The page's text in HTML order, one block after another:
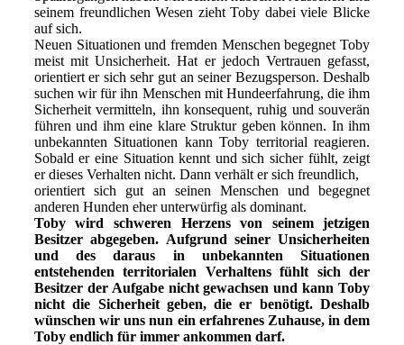
seinem freundlichen Wesen zieht Toby dabei viele Blicke
auf sich.
Neuen Situationen und fremden Menschen begegnet Toby
meist mit Unsicherheit. Hat er jedoch Vertrauen gefasst,
orientiert er sich sehr gut an seiner Bezugsperson. Deshalb
suchen wir für ihn Menschen mit Hundeerfahrung, die ihm
Sicherheit vermitteln, ihn konsequent, ruhig und souverän
führen und ihm eine klare Struktur geben können. In ihm
unbekannten Situationen kann Toby territorial reagieren.
Sobald er eine Situation kennt und sich sicher fühlt, zeigt
er dieses Verhalten nicht. Dann verhält er sich freundlich,
orientiert sich gut an seinen Menschen und begegnet
anderen Hunden eher unterwürfig als dominant.
Toby wird schweren Herzens von seinem jetzigen
Besitzer abgegeben. Aufgrund seiner Unsicherheiten
und des daraus in unbekannten Situationen
entstehenden territorialen Verhaltens fühlt sich der
Besitzer der Aufgabe nicht gewachsen und kann Toby
nicht die Sicherheit geben, die er benötigt. Deshalb
wünschen wir uns nun ein erfahrenes Zuhause, in dem
Toby endlich für immer ankommen darf.